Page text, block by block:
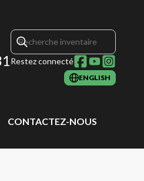
Restez connecté
ENGLISH
CONTACTEZ-NOUS